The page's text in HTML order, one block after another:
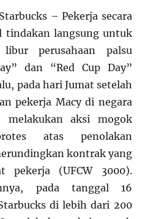
– Pekerja secara
tindakan langsung untuk
perusahaan palsu
dan “Red Cup Day”
pada hari Jumat setelah
pekerja Macy di negara
melakukan aksi mogok
atas penolakan
kontrak yang
pekerja (UFCW 3000).
pada tanggal 16
di lebih dari 200